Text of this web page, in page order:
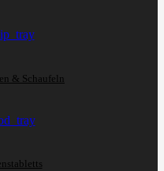
& Schaufeln